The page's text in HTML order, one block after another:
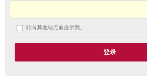
转向其他站点前提示我。